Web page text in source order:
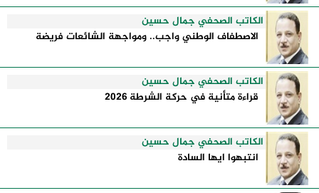
الكاتب الصحفي جمال حسين
الاصطفاف الوطني واجب.. ومواجهة الشائعات فريضة
الكاتب الصحفي جمال حسين
قراءة متأنية في حركة الشرطة 2026
الكاتب الصحفي جمال حسين
انتبهوا ايها السادة